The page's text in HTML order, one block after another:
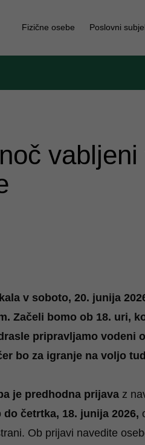
Fizične osebe Poslovni
vabljeni
v soboto, 20. junija
Začeli bomo ob 18. uri,
pripravljamo vodeni
bo za igranje na voljo
je predhodna prijava z
do četrtka, 18. junija 2026,
Ob prijavi navedite